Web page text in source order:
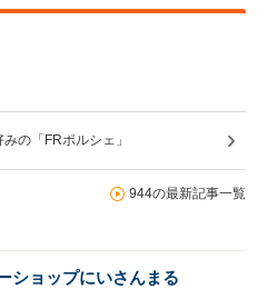
の「FRポルシェ」
944の最新記事一覧
ショップにいさんまる